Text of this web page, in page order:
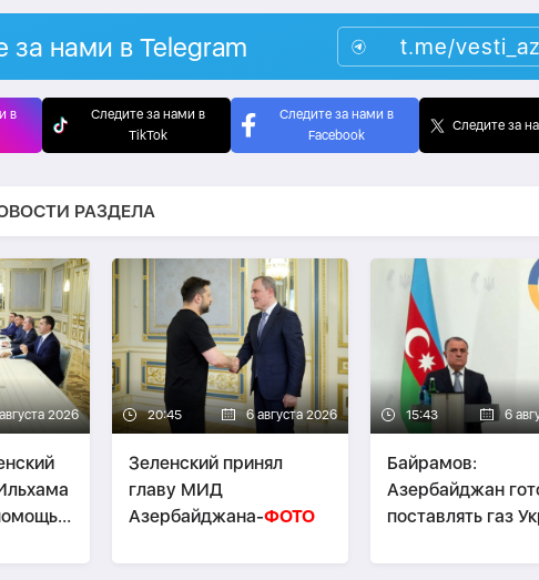
за нами в Telegram t.me/vesti_az
в
Следите за нами в
TikTok
Следите за нами в
Facebook
Следите за
РАЗДЕЛА
2026 20:45 6 августа 2026
Зеленский принял
главу МИД
Азербайджана-ФОТО
15:43 6
Байрамов:
Азербайджан
поставлять газ